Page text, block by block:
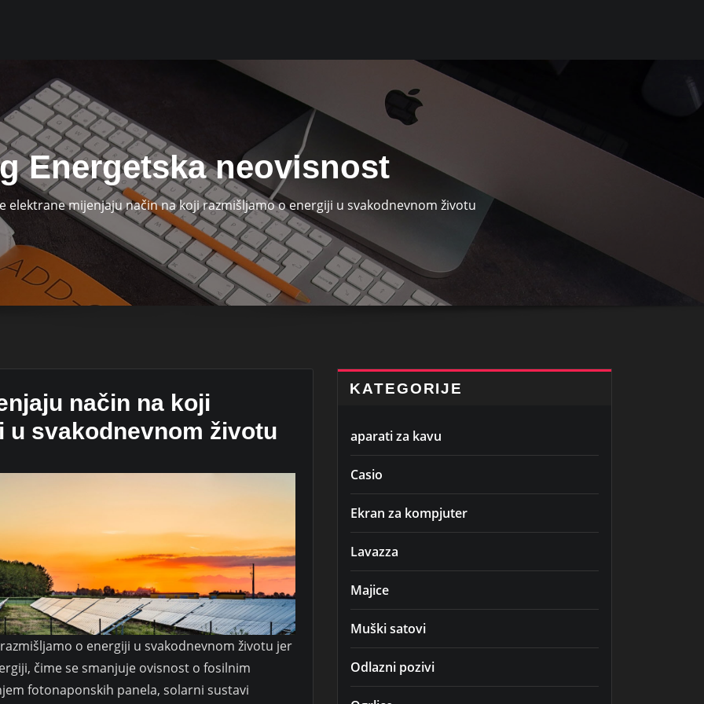
Energetska neovisnost
elektrane mijenjaju način na koji razmišljamo o energiji u svakodnevnom životu
način na koji
u svakodnevnom životu
o energiji u svakodnevnom životu jer
čime se smanjuje ovisnost o fosilnim
fotonaponskih panela, solarni sustavi
KATEGORIJE
aparati za kavu
Casio
Ekran za kompjuter
Lavazza
Majice
Muški satovi
Odlazni pozivi